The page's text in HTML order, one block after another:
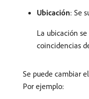
Ubicación: Se
La ubicación
coincidencias
Se puede cambiar
Por ejemplo: